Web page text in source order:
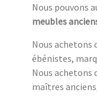
Nous pouvons
meubles
Nous achetons
ébénistes,
Nous achetons
maîtres